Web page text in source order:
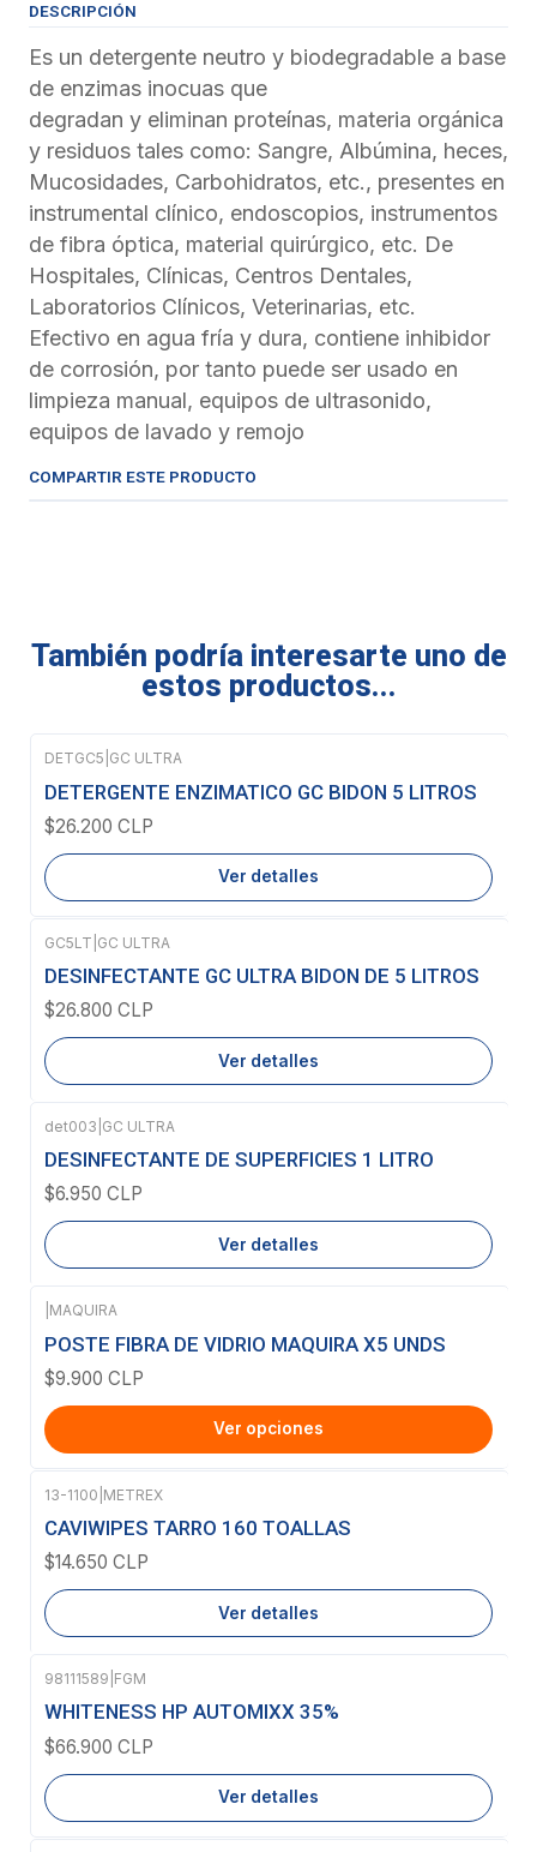
DESCRIPCIÓN
Es un detergente neutro y biodegradable a base
de enzimas inocuas que
degradan y eliminan proteínas, materia orgánica
y residuos tales como: Sangre, Albúmina, heces,
Mucosidades, Carbohidratos, etc., presentes en
instrumental clínico, endoscopios, instrumentos
de fibra óptica, material quirúrgico, etc. De
Hospitales, Clínicas, Centros Dentales,
Laboratorios Clínicos, Veterinarias, etc.
Efectivo en agua fría y dura, contiene inhibidor
de corrosión, por tanto puede ser usado en
limpieza manual, equipos de ultrasonido,
equipos de lavado y remojo
COMPARTIR ESTE PRODUCTO
También podría interesarte uno de
estos productos...
Agotado
DETGC5 GC ULTRA
DETERGENTE ENZIMATICO GC BIDON 5 LITROS
$26.200 CLP
Ver detalles
Agotado
GC5LT GC ULTRA
DESINFECTANTE GC ULTRA BIDON DE 5 LITROS
$26.800 CLP
Ver detalles
Agotado
det003 GC ULTRA
DESINFECTANTE DE SUPERFICIES 1 LITRO
$6.950 CLP
Ver detalles
MAQUIRA
POSTE FIBRA DE VIDRIO MAQUIRA X5 UNDS
$9.900 CLP
Ver opciones
Agotado
13-1100 METREX
CAVIWIPES TARRO 160 TOALLAS
$14.650 CLP
Ver detalles
Agotado
98111589 FGM
WHITENESS HP AUTOMIXX 35%
$66.900 CLP
Ver detalles